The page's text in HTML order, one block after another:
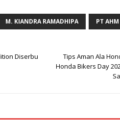
M. KIANDRA RAMADHIPA PT AHM
Diserbu
Tips Aman Ala
Honda Bikers Day